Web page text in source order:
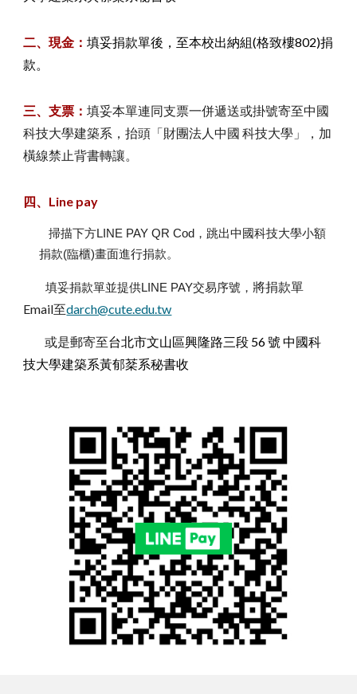
二、現金：填妥捐款單後，至本校出納組(格致樓802)捐
款。
三、支票：填妥本單連同支票一併遞送或掛號寄至中國
科技大學建築系，抬頭「財團法人中國 科技大學」，加
橫線禁止背書轉讓。
四、Line pay
掃描下方LINE PAY QR Cod，跳出中國科技大學小額
捐款(臨櫃)畫面進行捐款。
填妥捐款單並提供LINE PAY交易序號， 將捐款單
Email至darch@cute.edu.tw
或是郵寄至台北市文山區興隆路三段 56 號 中國科
技大學建築系黃郁棻系秘書收